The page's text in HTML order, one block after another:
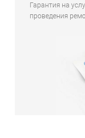
Гарантия на
проведения